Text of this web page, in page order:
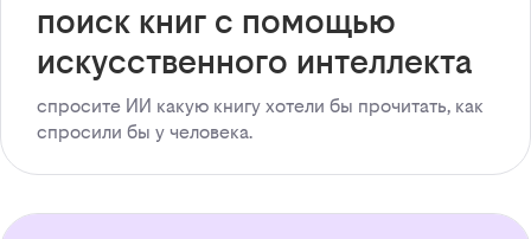
поиск книг с помощью
искусственного интеллекта
спросите ИИ какую книгу хотели бы прочитать, как
спросили бы у человека.